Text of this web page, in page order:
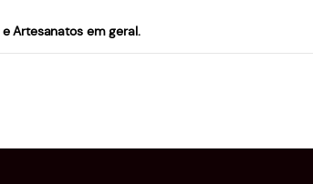
Artesanatos em geral.